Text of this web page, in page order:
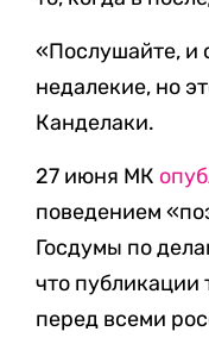
«Послушайте, и
недалекие, но
Канделаки.
27 июня МК
поведением
Госдумы по
что публикации
перед всеми